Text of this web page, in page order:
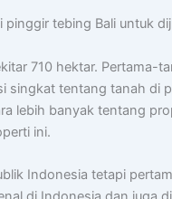
tebing Bali untuk
710 hektar. Pertama-
singkat tentang tanah di
lebih banyak tentang
ini.
Indonesia tetapi